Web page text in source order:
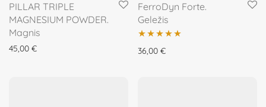
PILLAR TRIPLE
MAGNESIUM POWDER.
Magnis
45,00 €
FerroDyn Forte.
Geležis
Įvertinimas:
36,00 €